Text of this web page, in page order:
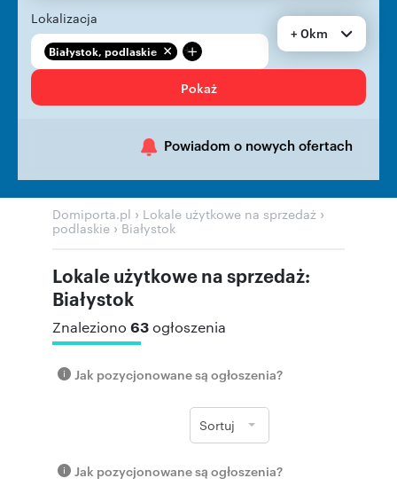
Lokalizacja
Białystok, podlaskie +
+ 0km
Pokaż
Powiadom o nowych ofertach
Domiporta.pl › Lokale użytkowe na sprzedaż ›
podlaskie ›Białystok
Lokale użytkowe na sprzedaż:
Białystok
Znaleziono 63ogłoszenia
Jak pozycjonowane są ogłoszenia?
Sortuj
Jak pozycjonowane są ogłoszenia?